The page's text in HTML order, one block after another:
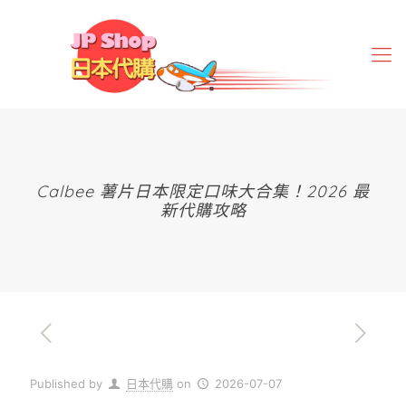
Calbee 薯片日本限定口味大合集！2026 最
新代購攻略
Published by 日本代購 on 2026-07-07